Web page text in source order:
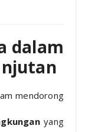
dalam
mendorong
yang